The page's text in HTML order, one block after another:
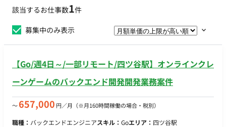
該当するお仕事数1件
募集中のみ表示
【Go/週4日～/一部リモート/四ツ谷駅】オンラインクレ
ーンゲームのバックエンド開発開発業務案件
〜657,000 円／月 （※月160時間稼働の場合・税別）
職種： バックエンドエンジニアスキル： Goエリア： 四ツ谷駅